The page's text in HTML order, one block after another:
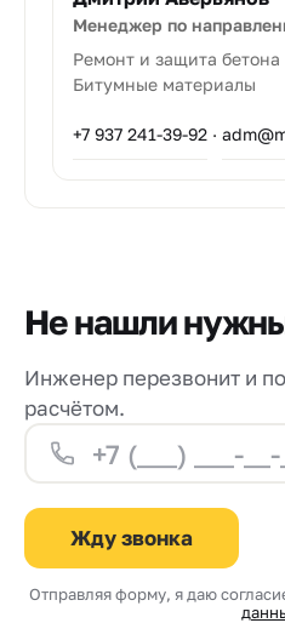
Менеджер по
Ремонт и защита бетона
Битумные материалы
+7 937 241-39-92 ·
Не нашли
Инженер перезвонит и
расчётом.
Жду звонка
Отправляя форму, я даю